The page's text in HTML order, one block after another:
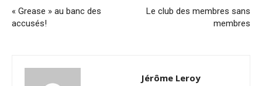
« Grease » au banc des
accusés!
Le club des membres sans
membres
Jérôme Leroy